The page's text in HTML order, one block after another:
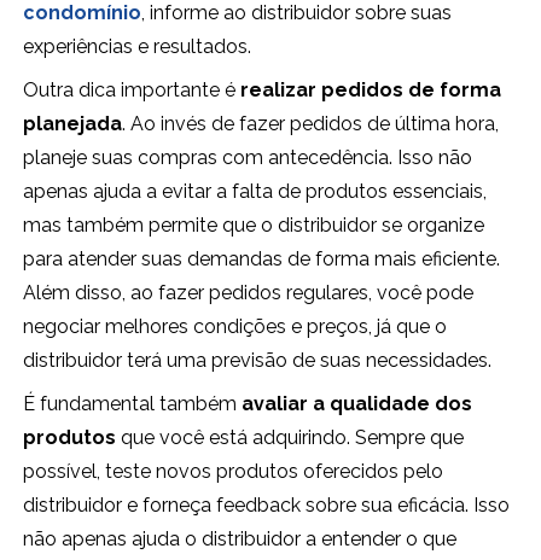
condomínio, informe ao distribuidor sobre suas
experiências e resultados.
Outra dica importante é realizar pedidos de forma
planejada. Ao invés de fazer pedidos de última hora,
planeje suas compras com antecedência. Isso não
apenas ajuda a evitar a falta de produtos essenciais,
mas também permite que o distribuidor se organize
para atender suas demandas de forma mais eficiente.
Além disso, ao fazer pedidos regulares, você pode
negociar melhores condições e preços, já que o
distribuidor terá uma previsão de suas necessidades.
É fundamental também avaliar a qualidade dos
produtos que você está adquirindo. Sempre que
possível, teste novos produtos oferecidos pelo
distribuidor e forneça feedback sobre sua eficácia. Isso
não apenas ajuda o distribuidor a entender o que